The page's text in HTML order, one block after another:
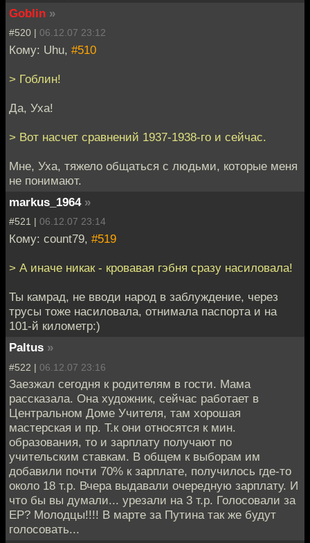
Goblin »
#520 | 06.12.07 23:12
Кому: Uhu, #510
> Гоблин!
Да, Уха!
> Вот насчет сравнений 1937-1938-го и сейчас.
Мне, Уха, тяжело общаться с людьми, которые меня
не понимают.
markus_1964 »
#521 | 06.12.07 23:14
Кому: count79, #519
> А иначе никак - кровавая гэбня сразу насиловала!
Ты камрад, не вводи народ в заблуждение, через
трусы тоже насиловала, отнимала паспорта и на
101-й километр:)
Paltus »
#522 | 06.12.07 23:16
Заезжал сегодня к родителям в гости. Мама
рассказала. Она художник, сейчас работает в
Центральном Доме Учителя, там хорошая
мастерская и пр. Т.к они относятся к мин.
образования, то и зарплату получают по
учительским ставкам. В общем к выборам им
добавили почти 70% к зарплате, получилось где-то
около 18 т.р. Вчера выдавали очередную зарплату. И
что бы вы думали... урезали на 3 т.р. Голосовали за
ЕР? Молодцы!!!! В марте за Путина так же будут
голосовать...